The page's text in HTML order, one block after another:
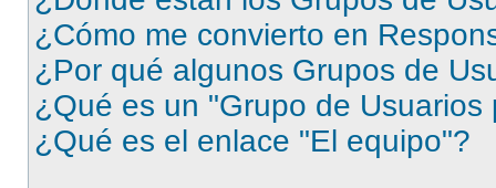
¿Cómo me convierto en
¿Por qué algunos Grupos de
¿Qué es un "Grupo de Usuarios
¿Qué es el enlace "El equipo"?